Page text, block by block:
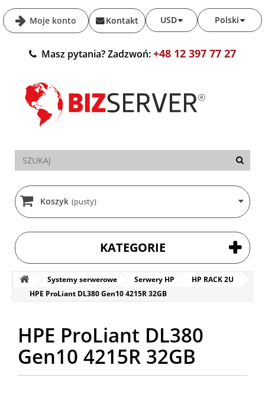
Moje konto Polski
USD
Kontakt
Masz pytania? Zadzwoń:+48 12 397 77 27
Koszyk (pusty)
KATEGORIE
Systemy serwerowe Serwery HP
HP RACK 2U
HPE ProLiant DL380 Gen10 4215R 32GB
HPE ProLiant DL380
Gen10 4215R 32GB